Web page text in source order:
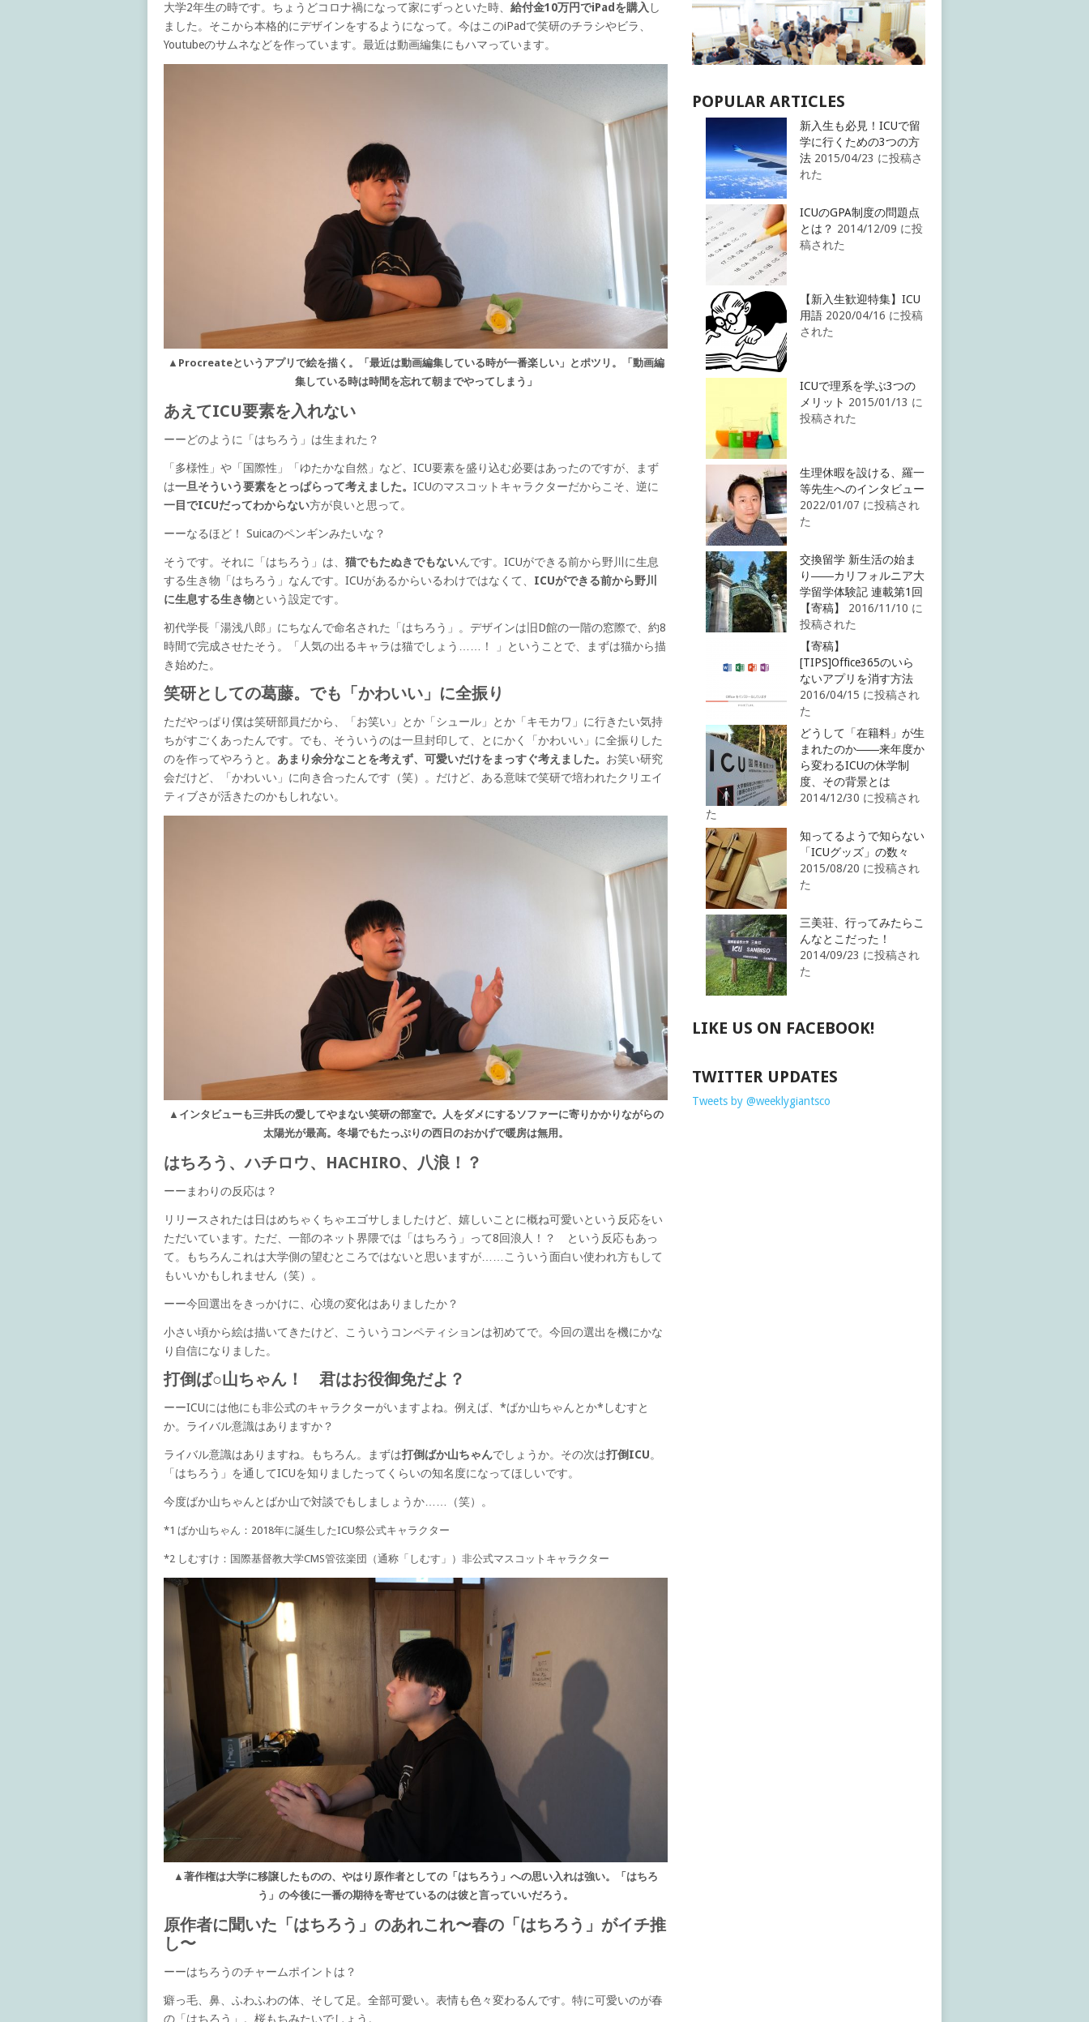
大学2年生の時です。ちょうどコロナ禍になって家にずっといた時、 給付金10万円でiPadを購入 し
ました。そこから本格的にデザインをするようになって。今はこのiPadで笑研のチラシやビラ、
Youtubeのサムネなどを作っています。最近は動画編集にもハマっています。
▲Procreateというアプリで絵を描く。「最近は動画編集している時が一番楽しい」とポツリ。「動画編
集している時は時間を忘れて朝までやってしまう」
あえてICU要素を入れない
ーーどのように「はちろう」は生まれた？
「多様性」や「国際性」「ゆたかな自然」など、ICU要素を盛り込む必要はあったのですが、まず
は一旦そういう要素をとっぱらって考えました。 ICUのマスコットキャラクターだからこそ、逆に
一目でICUだってわからない方が良いと思って。
ーーなるほど！ Suicaのペンギンみたいな？
そうです。それに「はちろう」は、 猫でもたぬきでもないんです。ICUができる前から野川に生息
する生き物「はちろう」なんです。ICUがあるからいるわけではなくて、 ICUができる前から野川
に生息する生き物という設定です。
初代学長「湯浅八郎」にちなんで命名された「はちろう」。デザインは旧D館の一階の窓際で、約8
時間で完成させたそう。「人気の出るキャラは猫でしょう……！ 」ということで、まずは猫から描
き始めた。
笑研としての葛藤。でも「かわいい」に全振り
ただやっぱり僕は笑研部員だから、「お笑い」とか「シュール」とか「キモカワ」に行きたい気持
ちがすごくあったんです。でも、そういうのは一旦封印して、とにかく「かわいい」に全振りした
のを作ってやろうと。 あまり余分なことを考えず、可愛いだけをまっすぐ考えました。 お笑い研究
会だけど、「かわいい」に向き合ったんです（笑）。だけど、ある意味で笑研で培われたクリエイ
ティブさが活きたのかもしれない。
▲インタビューも三井氏の愛してやまない笑研の部室で。人をダメにするソファーに寄りかかりながらの
太陽光が最高。冬場でもたっぷりの西日のおかげで暖房は無用。
はちろう、ハチロウ、HACHIRO、八浪！？
ーーまわりの反応は？
リリースされたは日はめちゃくちゃエゴサしましたけど、嬉しいことに概ね可愛いという反応をい
ただいています。ただ、一部のネット界隈では「はちろう」って8回浪人！？ という反応もあっ
て。もちろんこれは大学側の望むところではないと思いますが……こういう面白い使われ方もして
もいいかもしれません（笑）。
ーー今回選出をきっかけに、心境の変化はありましたか？
小さい頃から絵は描いてきたけど、こういうコンペティションは初めてで。今回の選出を機にかな
り自信になりました。
打倒ば○山ちゃん！ 君はお役御免だよ？
ーーICUには他にも非公式のキャラクターがいますよね。例えば、*ばか山ちゃんとか*しむすと
か。ライバル意識はありますか？
ライバル意識はありますね。もちろん。まずは打倒ばか山ちゃんでしょうか。その次は打倒ICU。
「はちろう」を通してICUを知りましたってくらいの知名度になってほしいです。
今度ばか山ちゃんとばか山で対談でもしましょうか……（笑）。
*1 ばか山ちゃん：2018年に誕生したICU祭公式キャラクター
*2 しむすけ：国際基督教大学CMS管弦楽団（通称「しむす」）非公式マスコットキャラクター
▲著作権は大学に移譲したものの、やはり原作者としての「はちろう」への思い入れは強い。「はちろ
う」の今後に一番の期待を寄せているのは彼と言っていいだろう。
原作者に聞いた「はちろう」のあれこれ〜春の「はちろう」がイチ推
し〜
ーーはちろうのチャームポイントは？
癖っ毛、鼻、ふわふわの体、そして足。全部可愛い。表情も色々変わるんです。特に可愛いのが春
の「はちろう」。桜もちみたいでしょう。
POPULAR ARTICLES
新入生も必見！ICUで留
学に行くための3つの方
法 2015/04/23 に投稿さ
れた
ICUのGPA制度の問題点
とは？ 2014/12/09 に投
稿された
【新入生歓迎特集】ICU
用語 2020/04/16 に投稿
された
ICUで理系を学ぶ3つの
メリット 2015/01/13 に
投稿された
生理休暇を設ける、羅一
等先生へのインタビュー
2022/01/07 に投稿され
た
交換留学 新生活の始ま
り――カリフォルニア大
学留学体験記 連載第1回
【寄稿】
2016/11/10 に
投稿された
【寄稿】
[TIPS]Office365のいら
ないアプリを消す方法
2016/04/15 に投稿され
た
どうして「在籍料」が生
まれたのか――来年度か
ら変わるICUの休学制
度、その背景とは
2014/12/30 に投稿され
た
知ってるようで知らない
「ICUグッズ」の数々
2015/08/20 に投稿され
た
三美荘、行ってみたらこ
んなとこだった！
2014/09/23 に投稿され
た
LIKE US ON FACEBOOK!
TWITTER UPDATES
Tweets by @weeklygiantsco